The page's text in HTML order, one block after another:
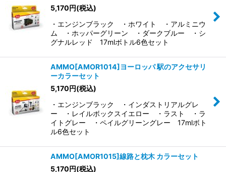
5,170円(税込)
・エンジンブラック ・ホワイト ・アルミニウ
ム ・ホッパーグリーン ・ダークブルー ・シ
グナルレッド 17mlボトル6色セット
AMMO[AMOR1014]ヨーロッパ 駅のアクセサリ
ーカラーセット
5,170円(税込)
・エンジンブラック ・インダストリアルグレ
ー ・レイルボックスイエロー ・ラスト ・ラ
イトグレー ・ペイルグリーングレー 17mlボト
ル6色セット
AMMO[AMOR1015]線路と枕木 カラーセット
5,170円(税込)